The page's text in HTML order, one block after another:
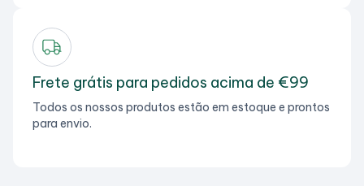
Frete grátis para pedidos acima de €99
Todos os nossos produtos estão em estoque e prontos
para envio.